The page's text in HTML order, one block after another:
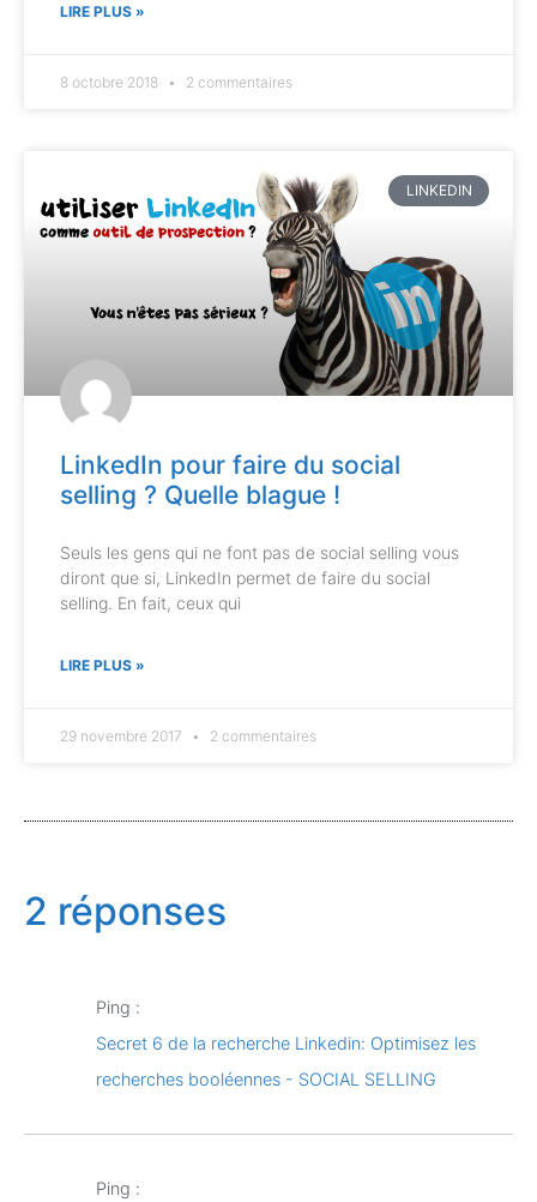
LIRE PLUS »
8 octobre 2018 2 commentaires
LINKEDIN
LinkedIn pour faire du social
selling ? Quelle blague !
Seuls les gens qui ne font pas de social selling vous
diront que si, LinkedIn permet de faire du social
selling. En fait, ceux qui
LIRE PLUS »
29 novembre 2017 2 commentaires
2 réponses
Ping :
Secret 6 de la recherche Linkedin: Optimisez les
recherches booléennes - SOCIAL SELLING
Ping :